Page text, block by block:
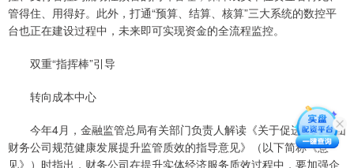
管得住、用得好。此外，打通“预算、结算、核算”三大系统的数控平
台也正在建设过程中，未来即可实现资金的全流程监控。
双重“指挥棒”引导
转向成本中心
今年4月，金融监管总局有关部门负责人解读《关于促进企业集团
财务公司规范健康发展提升监管质效的指导意见》（以下简称《意
见》）时指出，财务公司在提升实体经济服务质效过程中，要加强企